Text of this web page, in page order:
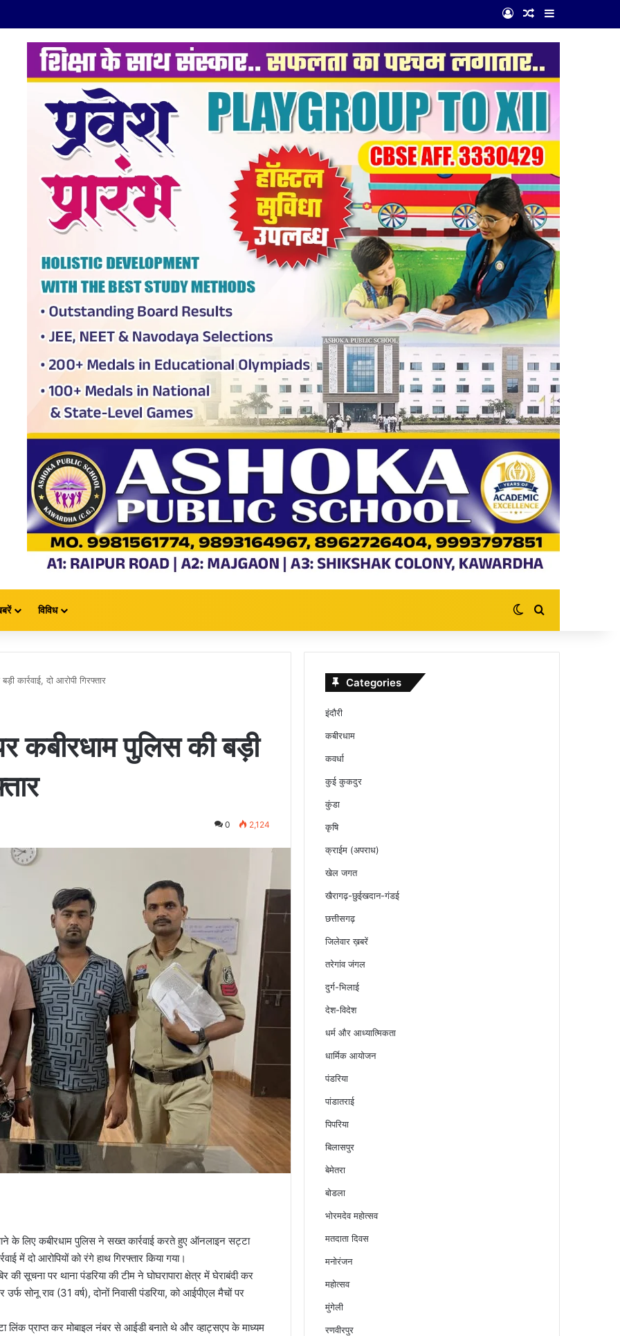
Log InRandom Article
Sidebar
विविध Switch skin
Search for
कार्रवाई, दो आरोपी गिरफ्तार
कबीरधाम पुलिस की बड़ी
0 2,124
के लिए कबीरधाम पुलिस ने सख्त कार्रवाई करते हुए ऑनलाइन सट्टा
में दो आरोपियों को रंगे हाथ गिरफ्तार किया गया।
पर थाना पंडरिया की टीम ने घोघरापारा क्षेत्र में घेराबंदी कर
सोनू राव (31 वर्ष), दोनों निवासी पंडरिया, को आईपीएल मैचों पर
लिंक प्राप्त कर मोबाइल नंबर से आईडी बनाते थे और व्हाट्सएप के माध्यम
Categories
इंदौरी
कबीरधाम
कवर्धा
कुई कुकदुर
कुंडा
कृषि
क्राईम (अपराध)
खेल जगत
खैरागढ़-छुईखदान-गंडई
छत्तीसगढ़
जिलेवार ख़बरें
तरेगांव जंगल
दुर्ग-भिलाई
देश-विदेश
धर्म और आध्यात्मिकता
धार्मिक आयोजन
पंडरिया
पांडातराई
पिपरिया
बिलासपुर
बेमेतरा
बोडला
भोरमदेव महोत्सव
मतदाता दिवस
मनोरंजन
महोत्सव
मुंगेली
रणवीरपुर